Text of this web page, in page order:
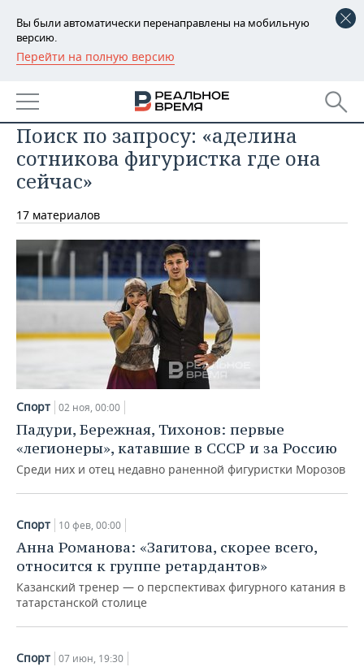
Вы были автоматически перенаправлены на мобильную
версию.
Перейти на полную версию
РЕГИОНЫ
БАШКОРТОСТАН
ТАТАРСТАН
УДМУРТИЯ
НОВОСТИ
АНАЛИТИКА
НОВОСТИ АНАЛИТИКИ
ДЕКЛАРАЦИИ О ДОХОДАХ
КОРОЛИ ГОСЗАКАЗА ПФО
ВУЗЫ ТАТАРСТАНА
КОМУ ПРИНАДЛЕЖАТ
ТОРГОВЫЕ ЦЕНТРЫ
ТАТАРСТАНА
ЭКОНОМИКА
НОВОСТИ ЭКОНОМИКИ
ФИНАНСЫ
БАНКИ
ПРОМЫШЛЕННОСТЬ
НОВОСТИ
ПРОМЫШЛЕННОСТИ
МАШИНОСТРОЕНИЕ
НЕФТЕХИМИЯ
НЕФТЬ
ОПК
ЭНЕРГЕТИКА
НЕДВИЖИМОСТЬ
НОВОСТИ НЕДВИЖИМОСТИ
АВТО
НОВОСТИ АВТО
НОВОСТИ БИЗНЕСА
РОЗНИЧНАЯ ТОРГОВЛЯ
ТРАНСПОРТ
УСЛУГИ
НОВОСТИ ТЕХНОЛОГИЙ
IT
МЕДИА
НОВОСТИ МЕРОПРИЯТИЙ
ВЫЕЗДНАЯ РЕДАКЦИЯ
ONLINE-КОНФЕРЕНЦИИ
ОТКРЫТАЯ ЛЕКЦИЯ
СПОРТ
НОВОСТИ СПОРТА
ХОККЕЙ
БАСКЕТБОЛ
КИБЕРСПОРТ
ОБЩЕСТВО
ВЛАСТЬ
ИНФРАСТРУКТУРА
КУЛЬТУРА
СЮЖЕТЫ
СПРАВОЧНИК
СПИСОК КОМПАНИЙ
Поиск по запросу: «аделина
сотникова фигуристка где она
сейчас»
17 материалов
Спорт 02 ноя, 00:00
Падури, Бережная, Тихонов: первые
«легионеры», катавшие в СССР и за Россию
Среди них и отец недавно раненной фигуристки Морозов
Спорт 10 фев, 00:00
Анна Романова: «Загитова, скорее всего,
относится к группе ретардантов»
Казанский тренер — о перспективах фигурного катания в
татарстанской столице
Спорт 07 июн, 19:30